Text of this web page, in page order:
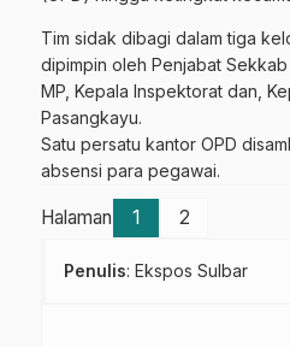
Tim sidak dibagi dalam tiga
dipimpin oleh Penjabat Sekkab
MP, Kepala Inspektorat dan,
Pasangkayu.
Satu persatu kantor OPD
absensi para pegawai.
Halaman 1 2
Penulis: Ekspos Sulbar